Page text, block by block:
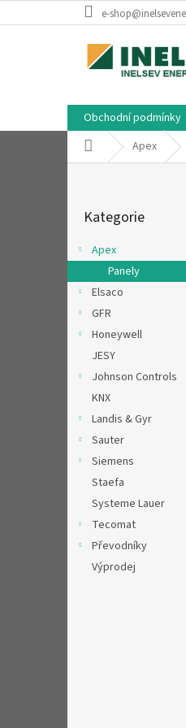
na
e-
Obchodní podmínky
Domů Apex
a
n
kategorie
Kategorie
Apex
Panely
Elsaco
GFR
Honeywell
JESY
Johnson Controls
KNX
Landis & Gyr
Sauter
Siemens
Staefa
Systeme Lauer
Tecomat
Převodníky
Výprodej